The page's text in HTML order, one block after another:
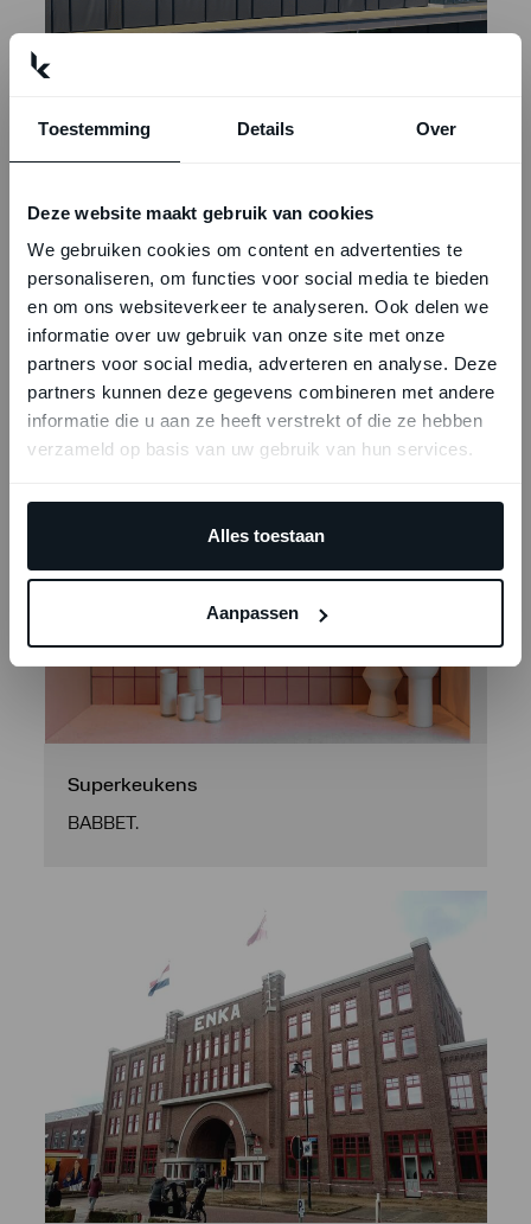
Toestemming Details Over
Deze website maakt gebruik van cookies
We gebruiken cookies om content en advertenties te
personaliseren, om functies voor social media te bieden
en om ons websiteverkeer te analyseren. Ook delen we
informatie over uw gebruik van onze site met onze
partners voor social media, adverteren en analyse. Deze
partners kunnen deze gegevens combineren met andere
informatie die u aan ze heeft verstrekt of die ze hebben
verzameld op basis van uw gebruik van hun services.
Alles toestaan
Aanpassen
Hunkemöller
Denc Architecten
Superkeukens
BABBET.